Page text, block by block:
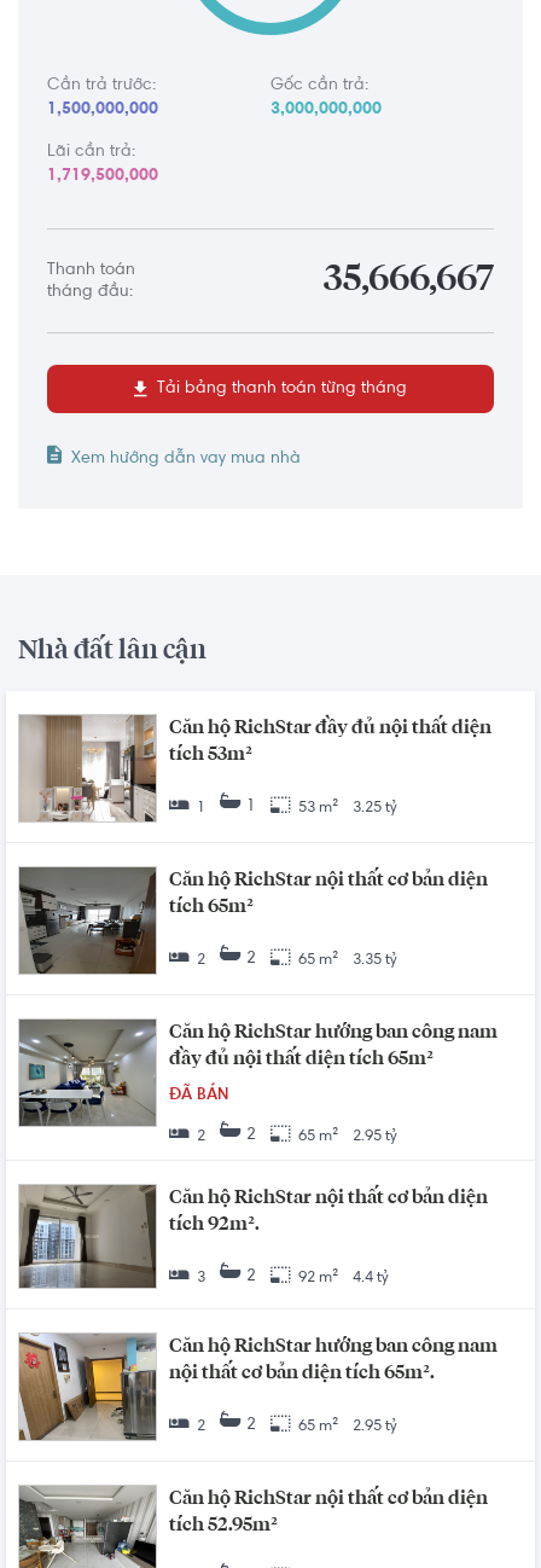
Cần trả trước:
1,500,000,000
Gốc cần trả:
3,000,000,000
Lãi cần trả:
1,719,500,000
Thanh toán
tháng đầu:
35,666,667
Tải bảng thanh toán từng tháng
Xem hướng dẫn vay mua nhà
Nhà đất lân cận
Căn hộ RichStar đầy đủ nội thất diện
tích 53m²
1 53 m² 3.25 tỷ
Căn hộ RichStar nội thất cơ bản diện
tích 65m²
2 2 65 m² 3.35 tỷ
Căn hộ RichStar hướng ban công nam
đầy đủ nội thất diện tích 65m²
ĐÃ BÁN
2 2 65 m² 2.95 tỷ
Căn hộ RichStar nội thất cơ bản diện
tích 92m².
3 2 92 m² 4.4 tỷ
Căn hộ RichStar hướng ban công nam
nội thất cơ bản diện tích 65m².
2 2 65 m² 2.95 tỷ
Căn hộ RichStar nội thất cơ bản diện
tích 52.95m²